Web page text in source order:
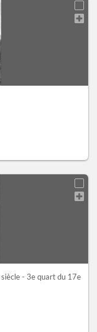
- 3e quart du 17e